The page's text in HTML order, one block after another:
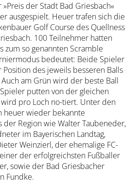
der Stadt Bad Griesbach«
ausgespielt. Heuer trafen sich die
Golf Course des Quellness
100 Teilnehmer hatten
zum so genannten Scramble
bedeutet: Beide Spieler
Position des jeweils besseren Balls
am Grün wird der beste Ball
putten von der gleichen
wird pro Loch no-tiert. Unter den
heuer wieder bekannte
der Region wie Walter Taubeneder,
im Bayerischen Landtag,
Weinzierl, der ehemalige FC-
der erfolgreichsten Fußballer
sowie der Bad Griesbacher
Fundke.